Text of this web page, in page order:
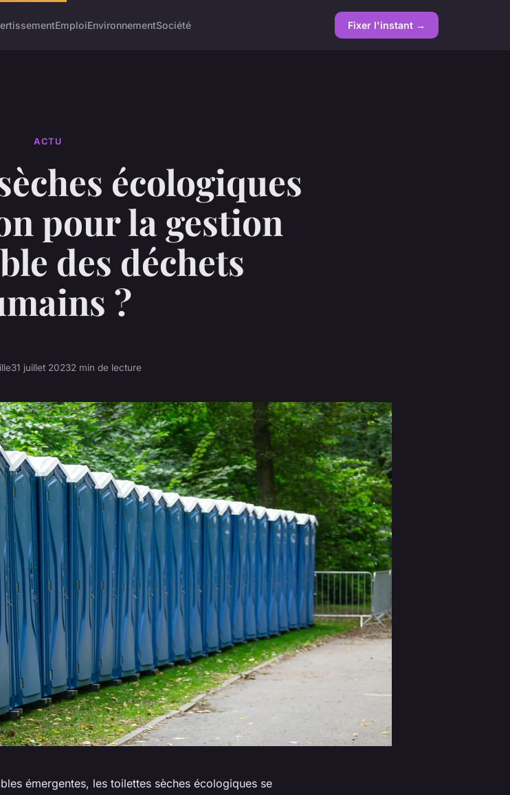
EmploiEnvironnementSociété Fixer l'instant →
ACTU
écologiques
pour la gestion
des déchets
?
31 juillet 20232 min de lecture
émergentes, les toilettes sèches écologiques se